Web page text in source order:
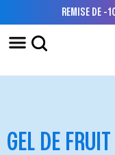
REMISE DE -
GEL DE FRUIT